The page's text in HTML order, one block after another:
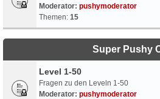
Moderator: pushymoderator
Themen: 15
Super Pushy
Level 1-50
Fragen zu den Leveln 1-50
Moderator: pushymoderator